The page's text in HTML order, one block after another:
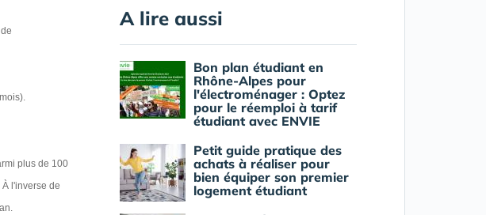
plus de 100
l'inverse de
A lire aussi
Bon plan étudiant en
Rhône-Alpes pour
l'électroménager : Optez
pour le réemploi à tarif
étudiant avec ENVIE
Petit guide pratique des
achats à réaliser pour
bien équiper son premier
logement étudiant